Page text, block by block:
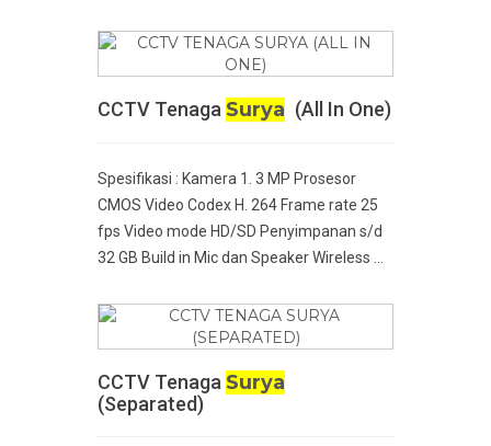
CCTV Tenaga Surya (All In One)
Spesifikasi : Kamera 1. 3 MP Prosesor
CMOS Video Codex H. 264 Frame rate 25
fps Video mode HD/SD Penyimpanan s/d
32 GB Build in Mic dan Speaker Wireless ...
CCTV Tenaga Surya
(Separated)